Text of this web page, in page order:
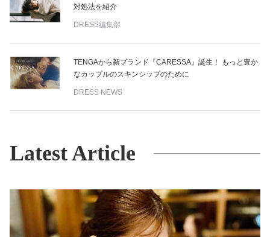
対処法を紹介
DRESS編集部
TENGAから新ブランド『CARESSA』誕生！ もっと豊か
なカップルのスキンシップのために
DRESS NEWS
Latest Article